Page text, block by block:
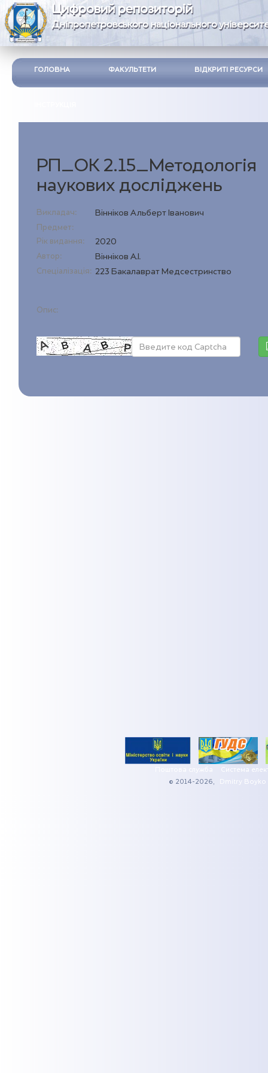
Цифровий репозиторій
Дніпропетровського національного
ГОЛОВНА ФАКУЛЬТЕТИ ВІДКРИТІ РЕСУРСИ
РП_ОК 2.15_Методологія
наукових досліджень
Викладач: Вінніков Альберт Іванович
Предмет:
Рік видання:
2020
Автор: Вінніков А.І.
Спеціалізація: 223 Бакалаврат Медсестринство
Опис:
Поштова служба
Система
© 2014-2026,
Dmitry Boyko